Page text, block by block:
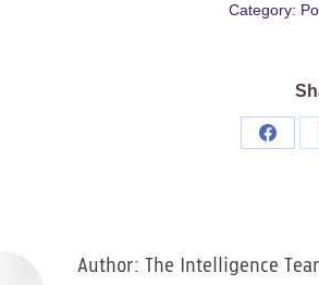
Category:
Share
Author: The Intelligence